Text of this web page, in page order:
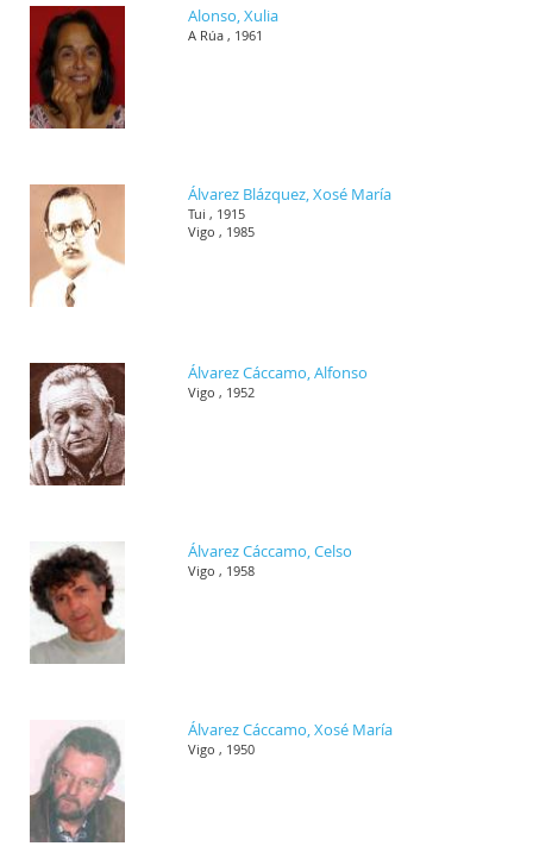
Alonso, Xulia
A Rúa , 1961
Álvarez Blázquez, Xosé María
Tui , 1915
Vigo , 1985
Álvarez Cáccamo, Alfonso
Vigo , 1952
Álvarez Cáccamo, Celso
Vigo , 1958
Álvarez Cáccamo, Xosé María
Vigo , 1950